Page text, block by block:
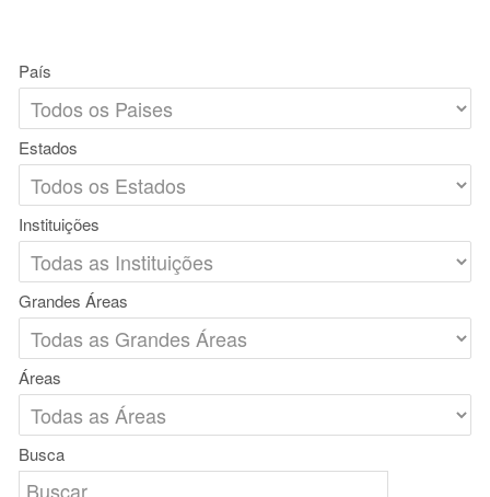
País
Estados
Instituições
Grandes Áreas
Áreas
Busca